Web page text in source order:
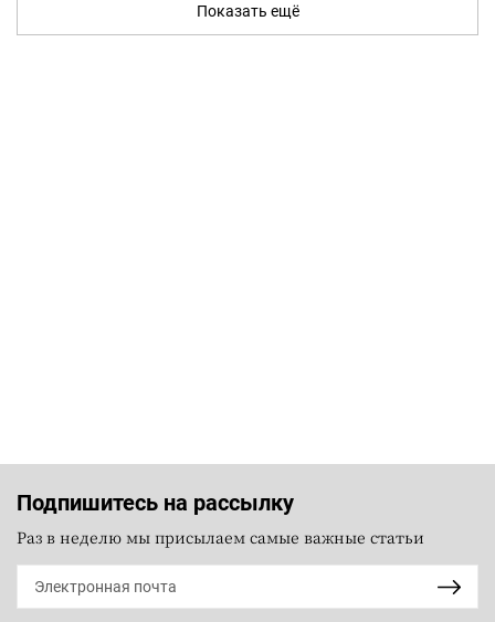
Показать ещё
Подпишитесь на рассылку
Раз в неделю мы присылаем самые важные статьи